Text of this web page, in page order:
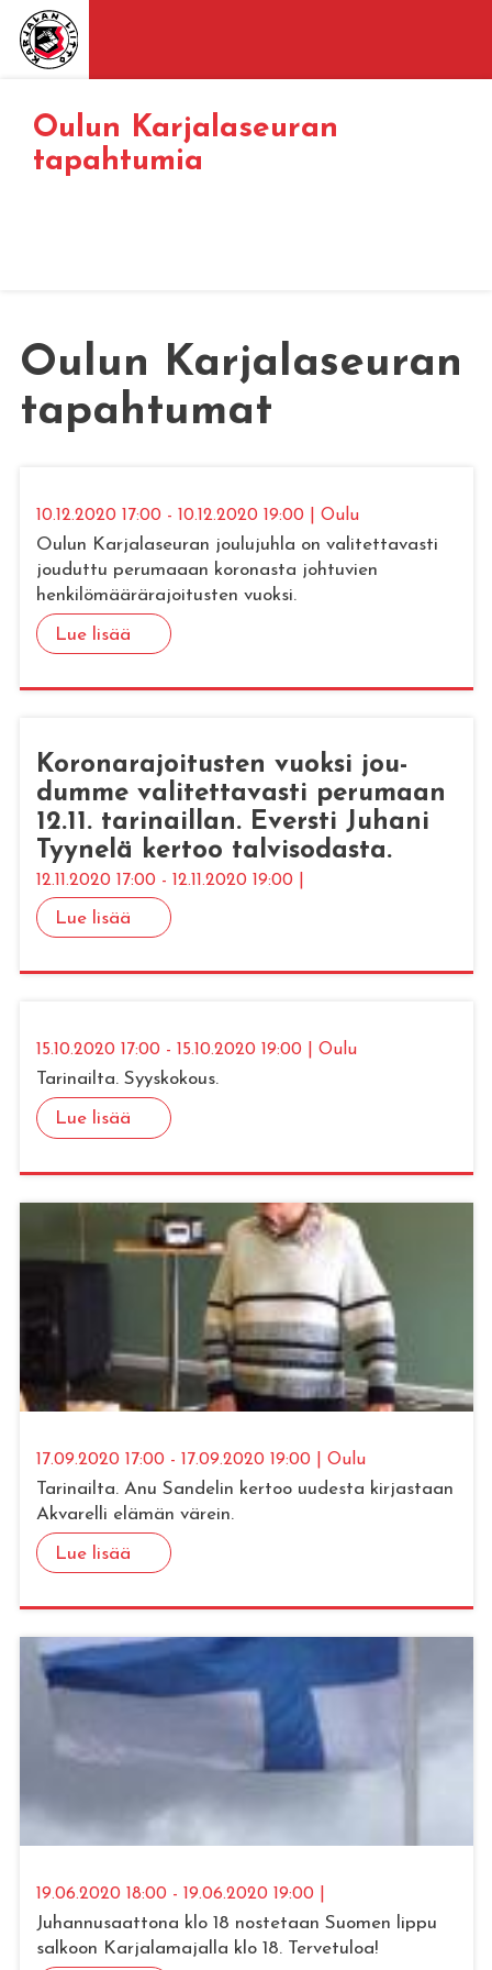
Oulun Karjalaseuran
tapahtumia
Oulun Karjalaseuran
tapahtumat
10.12.2020 17:00 - 10.12.2020 19:00 | Oulu
Oulun Karjalaseuran joulujuhla on valitettavasti
jouduttu perumaaan koronasta johtuvien
henkilömäärärajoitusten vuoksi.
Lue lisää
Ko­ro­na­ra­joi­tus­ten vuok­si jou­
dum­me va­li­tet­ta­vas­ti pe­ru­maan
12.11. ta­ri­nail­lan. Evers­ti Ju­ha­ni
Tyy­ne­lä ker­too tal­vi­so­das­ta.
12.11.2020 17:00 - 12.11.2020 19:00 |
Lue lisää
15.10.2020 17:00 - 15.10.2020 19:00 | Oulu
Tarinailta. Syyskokous.
Lue lisää
17.09.2020 17:00 - 17.09.2020 19:00 | Oulu
Tarinailta. Anu Sandelin kertoo uudesta kirjastaan
Akvarelli elämän värein.
Lue lisää
19.06.2020 18:00 - 19.06.2020 19:00 |
Juhannusaattona klo 18 nostetaan Suomen lippu
salkoon Karjalamajalla klo 18. Tervetuloa!